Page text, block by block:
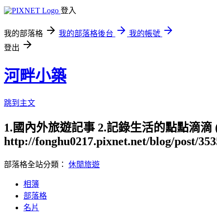
登入
我的部落格 我的部落格後台
我的帳號
登出
河畔小築
跳到主文
1.國內外旅遊記事 2.記錄生活的點點滴
http://fonghu0217.pixnet.net/blog/post/
部落格全站分類： 休閒旅遊
相簿
部落格
名片